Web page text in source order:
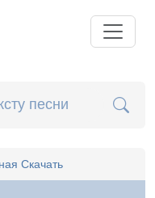
Скачать